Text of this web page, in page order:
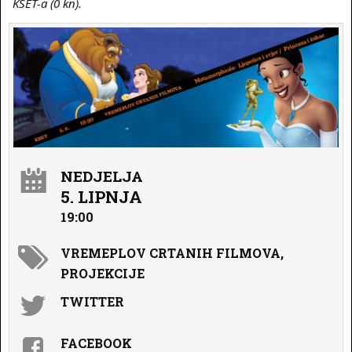
KSET-a (0 kn).
NEDJELJA
5. LIPNJA
19:00
VREMEPLOV CRTANIH FILMOVA,
PROJEKCIJE
TWITTER
FACEBOOK